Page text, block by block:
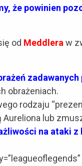
że powinien
od Meddlera w
zadawanych
obrażeniach.
rodzaju
lub
na ataki z